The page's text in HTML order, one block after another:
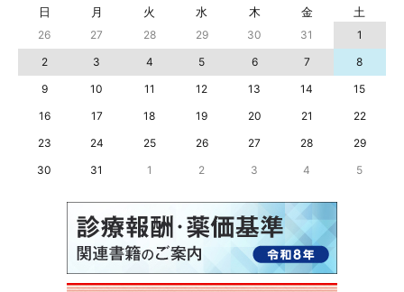
日 月 火 水 木 金 土
26 27 28 29 30 31
1
2
3 4 5 6 7
8
9
10 11 12 13 14
15
16
17 18 19 20 21
22
23
24 25 26 27 28
29
30
31 1 2 3 4 5